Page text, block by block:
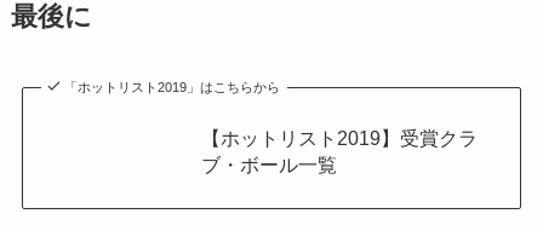
最後に
「ホットリスト2019」はこちらから
【ホットリスト2019】受賞クラ
ブ・ボール一覧